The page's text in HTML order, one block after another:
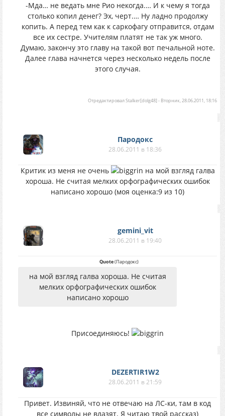
-Мда… не ведать мне Рио некогда.… И к чему я тогда
столько копил денег? Эх, черт.… Ну ладно продолжу
копить. А перед тем как к саркофагу отправится, отдам
все их сестре. Учителям платят не так уж много.
Думаю, закончу это главу на такой вот печальной ноте.
Далее глава начнется через несколько недель после
этого случая.
ОтредактировалStalker[dolg48]- Вторник, 28.06.2011, 18:16
Пародокс
28.06.2011 в 18:36
Критик из меня не очень
на мой взгляд галва
хороша. Не считая мелких орфографических ошибок
написано хорошо (моя оценка:9 из 10)
gemini_vit
28.06.2011 в 19:40
Quote(Пародокс)
на мой взгляд галва хороша. Не считая
мелких орфографических ошибок
написано хорошо
Присоединяюсь!
DEZERTIR1W2
28.06.2011 в 21:59
Привет. Извиняй, что не отвечаю на ЛС-ки, там в код
все символы не влазят. Я читаю твой рассказ)